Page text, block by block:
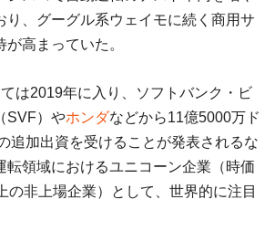
り、グーグル系ウェイモに続く商用サ
高まっていた。
は2019年に入り、ソフトバンク・ビ
SVF）やホンダなどから11億5000万ド
追加出資を受けることが発表されるな
転領域におけるユニコーン企業（時価
の非上場企業）として、世界的に注目